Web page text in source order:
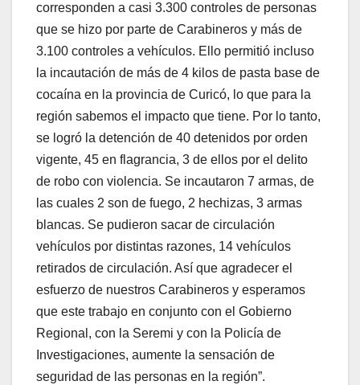
corresponden a casi 3.300 controles de personas
que se hizo por parte de Carabineros y más de
3.100 controles a vehículos. Ello permitió incluso
la incautación de más de 4 kilos de pasta base de
cocaína en la provincia de Curicó, lo que para la
región sabemos el impacto que tiene. Por lo tanto,
se logró la detención de 40 detenidos por orden
vigente, 45 en flagrancia, 3 de ellos por el delito
de robo con violencia. Se incautaron 7 armas, de
las cuales 2 son de fuego, 2 hechizas, 3 armas
blancas. Se pudieron sacar de circulación
vehículos por distintas razones, 14 vehículos
retirados de circulación. Así que agradecer el
esfuerzo de nuestros Carabineros y esperamos
que este trabajo en conjunto con el Gobierno
Regional, con la Seremi y con la Policía de
Investigaciones, aumente la sensación de
seguridad de las personas en la región”.